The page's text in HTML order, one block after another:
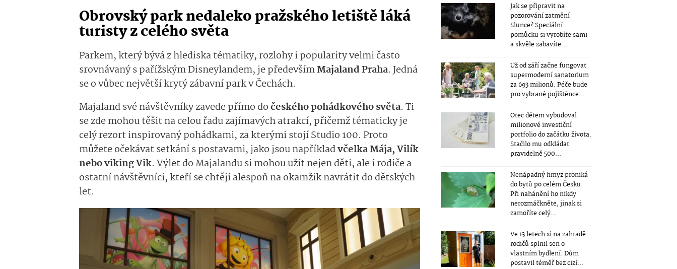
Obrovský park nedaleko pražského letiště láká
turisty z celého světa
Parkem, který bývá z hlediska tématiky, rozlohy i popularity velmi často
srovnávaný s pařížským Disneylandem, je předevšímMajaland Praha. Jedná
se o vůbec největší krytý zábavní park v Čechách.
Majaland své návštěvníky zavede přímo dočeského pohádkového světa. Ti
se zde mohou těšit na celou řadu zajímavých atrakcí, přičemž tématicky je
celý rezort inspirovaný pohádkami, za kterými stojí Studio 100. Proto
můžete očekávat setkání s postavami, jako jsou napříkladvčelka Mája, Vilík
nebo viking Vik. Výlet do Majalandu si mohou užít nejen děti, ale i rodiče a
ostatní návštěvníci, kteří se chtějí alespoň na okamžik navrátit do dětských
let.
Jak se připravit na
pozorování zatmění
Slunce? Speciální
pomůcku si vyrobíte sami
a skvěle zabavíte...
Už od září začne fungovat
supermoderní sanatorium
za 693 milionů. Péče bude
pro vybrané pojištěnce...
Otec dětem vybudoval
milionové investiční
portfolio do začátku života.
Stačilo mu odkládat
pravidelně 500...
Nenápadný hmyz proniká
do bytů po celém Česku.
Při nahánění ho nikdy
nerozmáčkněte, jinak si
zamoříte celý...
Ve 13 letech si na zahradě
rodičů splnil sen o
vlastním bydlení. Dům
postavil téměř bez cizí...